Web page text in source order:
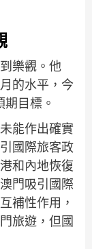
樂觀。他
的水平，今
目標。
能作出確實
國際旅客政
和內地恢復
門吸引國際
補性作用，
旅遊，但國